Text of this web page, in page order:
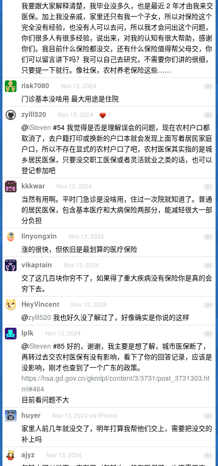
我要跟大家解释清楚，我毕业没多久，也是最近 2 年才由我来交
医保。加上我没亲戚，家里还只有我一个子女，所以对保险这个
完全没有经验，也没有人可以去问，所以我才会问出这个问题，
你们很多人有很多经验，说出来，对我的认知有很大帮助，感谢
你们。我目前什么保险都没交，还有什么保险值得帮父母交，你
们可以留言讲下吗？我可以自己去研究，不需要你们讲的很细，
只要提一下就行。像社保，农村养老保险这些……
89
risk7080 Nov 13, 2024
门诊基本没啥用 最大用途是住院
90
zylll520 Nov 13, 2024 1
@iSteven #54 我觉得是否是理解误会的问题，现在农村户口都
取消了，去户籍打印或换新的户口本就会发现上面写着居民家庭
户口，所以不存在显式的农村户口了吧，农村医保其实指的是城
乡居民医保，只要没交职工医保或者灵活就业之类的话，也可以
登记参加吧
91
kkkwar Nov 13, 2024
当然有用啊。平时门急诊是没啥用，住过一次院就知道了。普通
的居民医保，包含基本医疗和大病保险两部分，能减轻很大一部
分负担
92
linyongxin Nov 13, 2024
涨的很快，但依旧是最划算的医疗保险
93
vikaptain Nov 13, 2024
交了这几百块你穷不了，如果得了重大疾病没有保险你是真的会
穷下去。
94
HeyVincent Nov 13, 2024
@zylll520 我也好久没了解过了，好像确实是你说的这样
95
lplk Nov 13, 2024
@iSteven #85 好的，谢谢，我主要是想了解，城市医保断了，
再转过去交农村医保有没有影响，看下了你的回答记录，应该是
没影响，刚才也查到了一个广东的政策。
https://hsa.gd.gov.cn/gkmlpt/content/3/3731/post_3731303.ht
ml#464
目前看问题不大
96
huyer Nov 13, 2024 via iPhone
家里人前几年就没交了，明年打算我帮他们交上，需要把没交的
补上吗
97
ajyz Nov 13, 2024